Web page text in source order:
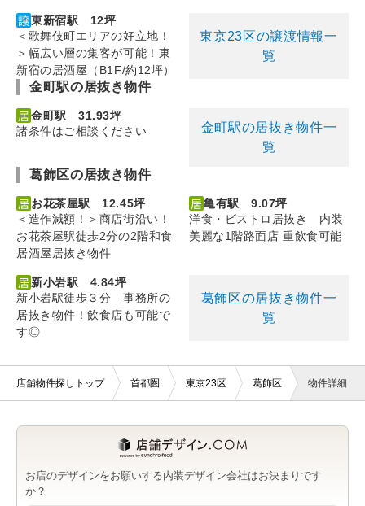
東新宿駅 12坪
＜歌舞伎町エリアの好立地！
＞幅広い層の集客が可能！東
新宿の居酒屋（B1F/約12坪）
東京23区の譲渡情報一
覧
金町駅の居抜き物件
金町駅 31.93坪
諸条件はご相談ください
金町駅の居抜き物件一
覧
葛飾区の居抜き物件
お花茶屋駅 12.45坪
＜造作減額！＞商店街沿い！
お花茶屋駅徒歩2分の2階和食
居酒屋居抜き物件
亀有駅 9.07坪
洋食・ビストロ居抜き 内装
美麗な1階路面店 重飲食可能
新小岩駅 4.84坪
新小岩駅徒歩３分 事務所の
居抜き物件！飲食店も可能で
す◎
葛飾区の居抜き物件一
覧
店舗物件探しトップ 首都圏 東京23区 葛飾区 物件詳細
お店のデザインをお願いする内装デザイン会社はお決まりです
か？